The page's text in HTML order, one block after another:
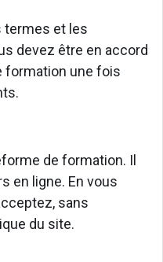
termes et les
devez être en accord
formation une fois
de formation. Il
en ligne. En vous
sans
du site.